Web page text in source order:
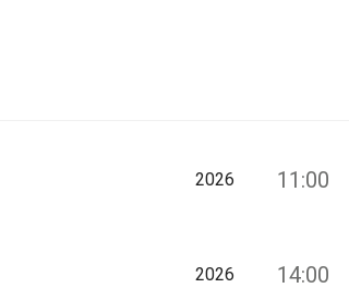
2026 11:00
2026 14:00